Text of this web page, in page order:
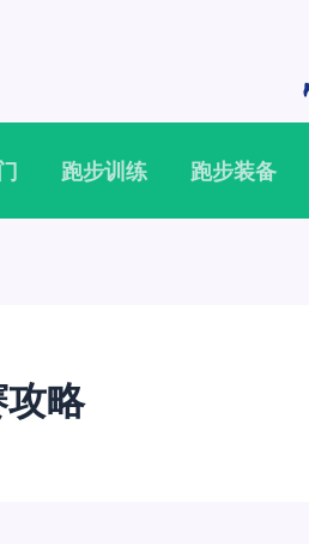
跑步训练 跑步装备
略